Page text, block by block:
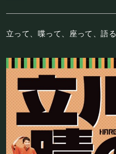
RESERVATION
FOOD&DRINK
フード&ドリンク
PRIVATE
立って、喋って、座って、語